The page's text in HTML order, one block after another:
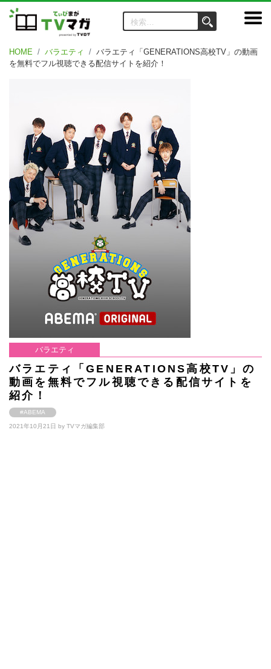
HOME バラエティ
バラエティ「GENERATIONS高校TV」の動画
を無料でフル視聴できる配信サイトを紹介！
バラエティ
バラエティ「GENERATIONS高校TV」の
動画を無料でフル視聴できる配信サイトを
紹介！
#ABEMA
2021年10月21日 by TVマガ編集部